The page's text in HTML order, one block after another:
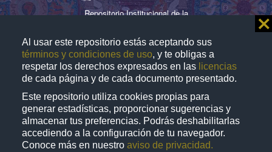
Al usar este repositorio estás aceptando sus
términos y condiciones de uso, y te obligas a
respetar los derechos expresados en las licencias
de cada página y de cada documento presentado.
Este repositorio utiliza cookies propias para
generar estadísticas, proporcionar sugerencias y
almacenar tus preferencias. Podrás deshabilitarlas
accediendo a la configuración de tu navegador.
Conoce más en nuestro aviso de privacidad.
⨯
Repositorio Institucional de la
Directorio Contacto Normatividad
D.R. © 2019. Universidad Nacional Autónoma de
México. Ciudad Universitaria, Coyoacán, C. P. 04510,
Ciudad de México, México. Este sitiowebpuede ser
utilizado con fines no lucrativos siempre que se cite la